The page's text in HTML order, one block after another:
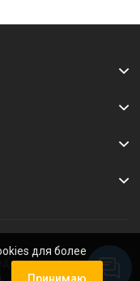
кроссовок
для более